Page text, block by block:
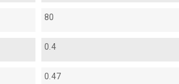
80
0.4
0.47